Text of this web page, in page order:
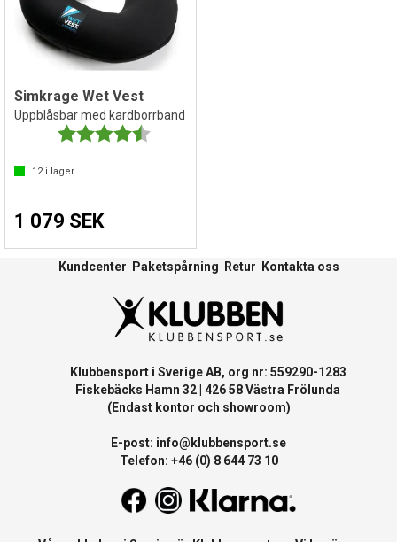
Simkrage Wet Vest
Uppblåsbar med kardborrband
Betyg:
4.8 utav 5 stjärnor
12i lager
1 079 SEK
Kundcenter Paketspårning Retur Kontakta oss
Klubbensport i Sverige AB, org nr: 559290-1283
Fiskebäcks Hamn 32 | 426 58 Västra Frölunda
(Endast kontor och showroom)
E-post: info@klubbensport.se
Telefon: +46 (0) 8 644 73 10